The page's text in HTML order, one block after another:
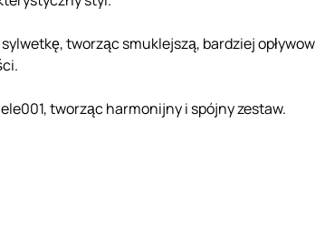
tworząc smuklejszą, bardziej
tworząc harmonijny i spójny zestaw.